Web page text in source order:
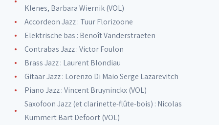
Klenes, Barbara Wiernik (VOL)
Accordeon Jazz : Tuur Florizoone
Elektrische bas : Benoît Vanderstraeten
Contrabas Jazz : Victor Foulon
Brass Jazz : Laurent Blondiau
Gitaar Jazz : Lorenzo Di Maio Serge Lazarevitch
Piano Jazz : Vincent Bruyninckx (VOL)
Saxofoon Jazz (et clarinette-flûte-bois) : Nicolas
Kummert Bart Defoort (VOL)